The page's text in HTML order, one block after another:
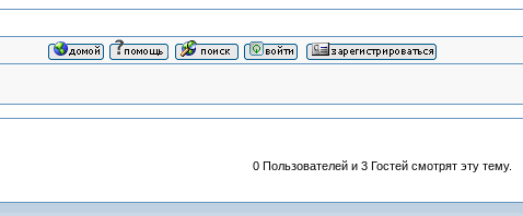
0 Пользователей и 3 Гостей смотрят эту тему.